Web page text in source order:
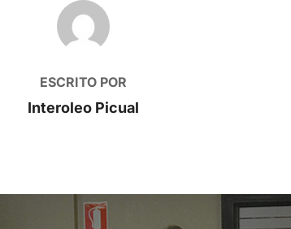
AUTOR DE LA PUBLICACIÓN
ESCRITO POR
Interoleo Picual